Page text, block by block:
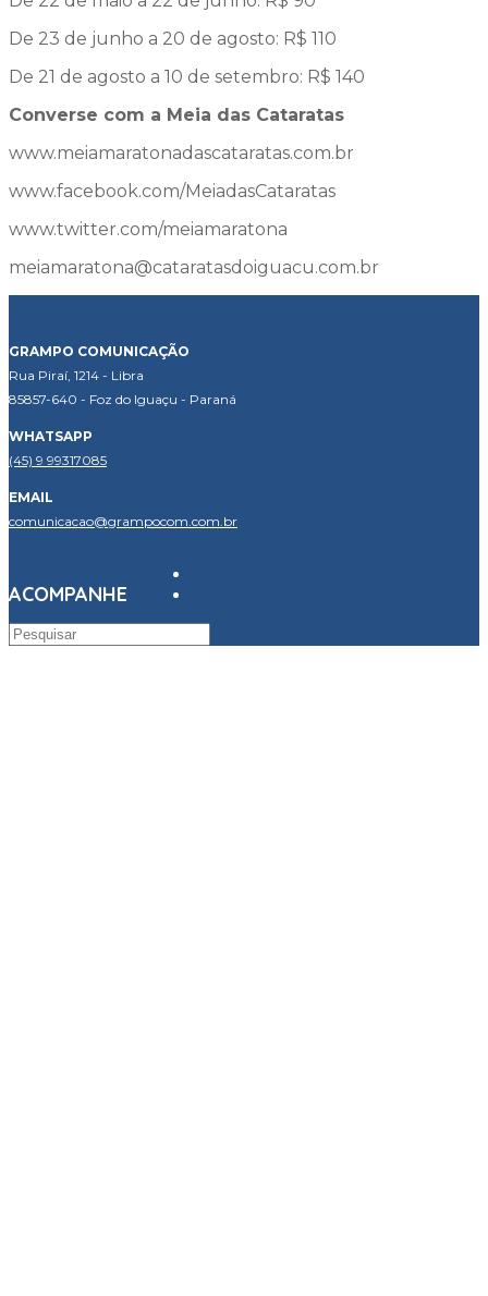
De 23 de junho a 20 de agosto: R$ 110
De 21 de agosto a 10 de setembro: R$ 140
Converse com a Meia das Cataratas
www.meiamaratonadascataratas.com.br
www.facebook.com/MeiadasCataratas
www.twitter.com/meiamaratona
meiamaratona@cataratasdoiguacu.com.br
GRAMPO COMUNICAÇÃO
Rua Piraí, 1214 - Libra
85857-640 - Foz do Iguaçu - Paraná
WHATSAPP
(45) 9 99317085
EMAIL
comunicacao@grampocom.com.br
ACOMPANHE